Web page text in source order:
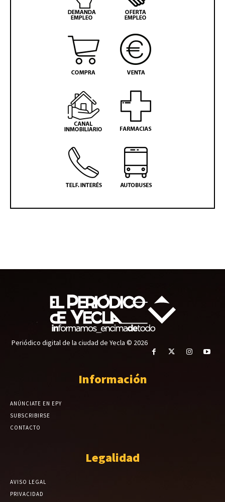
Periódico digital de la ciudad de Yecla © 2026
Información
ANÚNCIATE EN EPY
SUBSCRIBIRSE
CONTACTO
Legalidad
AVISO LEGAL
PRIVACIDAD